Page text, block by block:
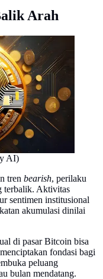
Arah
AI)
tren bearish, perilaku
terbalik. Aktivitas
sentimen institusional
akumulasi dinilai
di pasar Bitcoin bisa
fondasi bagi
peluang
bulan mendatang.